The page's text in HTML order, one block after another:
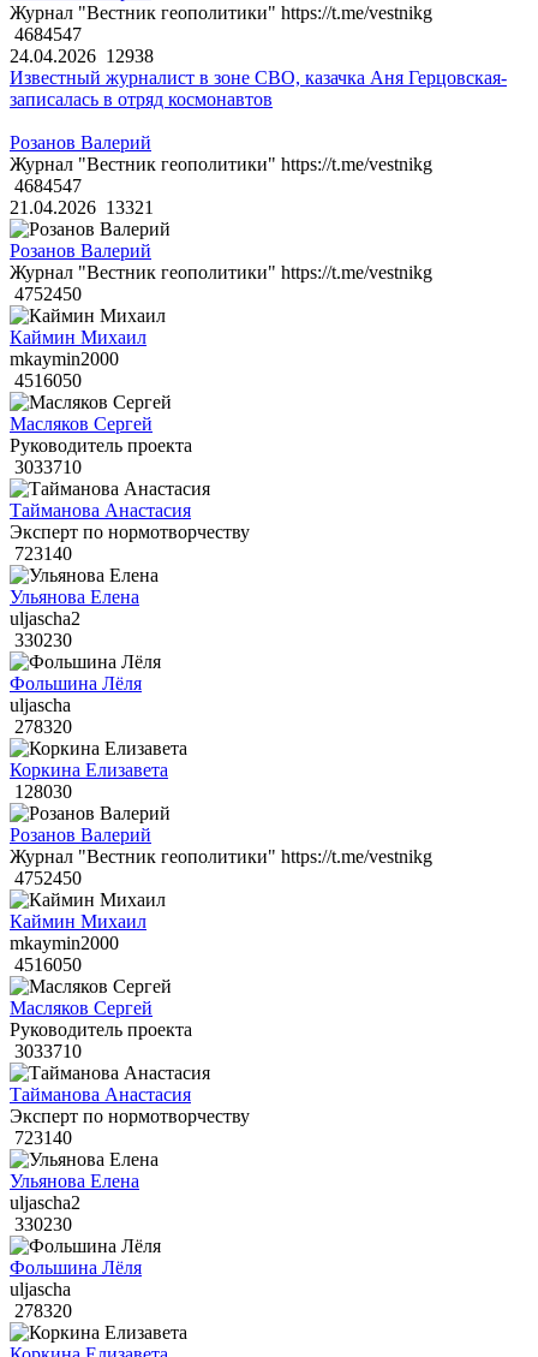
Журнал "Вестник геополитики" https://t.me/vestnikg
4684547
24.04.2026 12938
Известный журналист в зоне СВО, казачка Аня Герцовская-
записалась в отряд космонавтов
Розанов Валерий
Журнал "Вестник геополитики" https://t.me/vestnikg
4684547
21.04.2026 13321
Розанов Валерий
Журнал "Вестник геополитики" https://t.me/vestnikg
4752450
Каймин Михаил
mkaymin2000
4516050
Масляков Сергей
Руководитель проекта
3033710
Тайманова Анастасия
Эксперт по нормотворчеству
723140
Ульянова Елена
uljascha2
330230
Фольшина Лёля
uljascha
278320
Коркина Елизавета
128030
Розанов Валерий
Журнал "Вестник геополитики" https://t.me/vestnikg
4752450
Каймин Михаил
mkaymin2000
4516050
Масляков Сергей
Руководитель проекта
3033710
Тайманова Анастасия
Эксперт по нормотворчеству
723140
Ульянова Елена
uljascha2
330230
Фольшина Лёля
uljascha
278320